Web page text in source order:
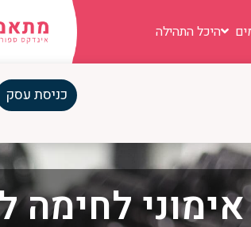
היכל התהילה
כניסת עסק